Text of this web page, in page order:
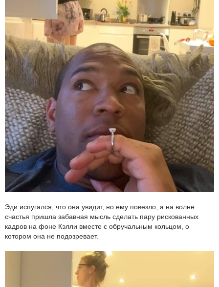
Эди испугался, что она увидит, но ему повезло, а на волне
счастья пришла забавная мысль сделать пару рискованных
кадров на фоне Кэлли вместе с обручальным кольцом, о
котором она не подозревает.